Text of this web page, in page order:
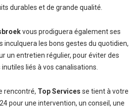
durables et de grande qualité.
vous prodiguera également ses
inculquera les bons gestes du quotidien,
un entretien régulier, pour éviter des
liés à vos canalisations.
rencontré, Top Services se tient à votre
pour une intervention, un conseil, une